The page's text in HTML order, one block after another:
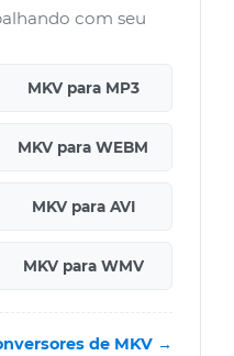
com seu
MKV para MP3
MKV para WEBM
MKV para AVI
MKV para WMV
de MKV →